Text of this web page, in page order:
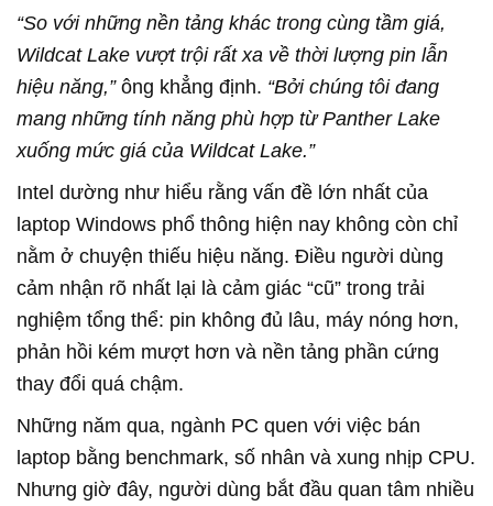
“So với những nền tảng khác trong cùng tầm giá,
Wildcat Lake vượt trội rất xa về thời lượng pin lẫn
hiệu năng,” ông khẳng định. “Bởi chúng tôi đang
mang những tính năng phù hợp từ Panther Lake
xuống mức giá của Wildcat Lake.”
Intel dường như hiểu rằng vấn đề lớn nhất của
laptop Windows phổ thông hiện nay không còn chỉ
nằm ở chuyện thiếu hiệu năng. Điều người dùng
cảm nhận rõ nhất lại là cảm giác “cũ” trong trải
nghiệm tổng thể: pin không đủ lâu, máy nóng hơn,
phản hồi kém mượt hơn và nền tảng phần cứng
thay đổi quá chậm.
Những năm qua, ngành PC quen với việc bán
laptop bằng benchmark, số nhân và xung nhịp CPU.
Nhưng giờ đây, người dùng bắt đầu quan tâm nhiều